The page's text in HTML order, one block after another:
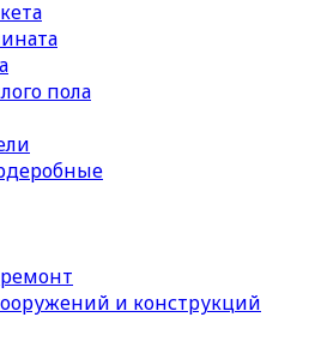
пола
и конструкций